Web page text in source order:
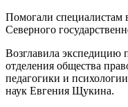
Помогали специалистам
Северного
Возглавила экспедицию
отделения общества
педагогики и
наук Евгения Щукина.